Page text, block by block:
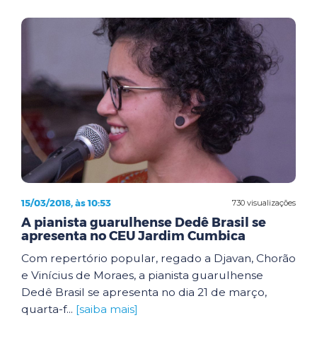
730 visualizações
15/03/2018, às 10:53
A pianista guarulhense Dedê Brasil se
apresenta no CEU Jardim Cumbica
Com repertório popular, regado a Djavan, Chorão
e Vinícius de Moraes, a pianista guarulhense
Dedê Brasil se apresenta no dia 21 de março,
quarta-f... [saiba mais]